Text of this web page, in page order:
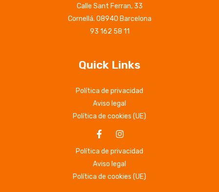
Calle Sant Ferran, 33
Cornellá. 08940 Barcelona
93 162 58 11
Quick Links
Política de privacidad
Aviso legal
Política de cookies (UE)
Política de privacidad
Aviso legal
Política de cookies (UE)